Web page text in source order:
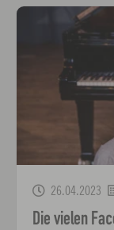
26.04.2023
Die vielen